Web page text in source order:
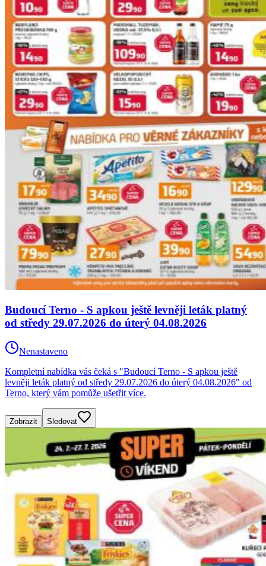
Budoucí Terno - S apkou ještě levněji leták platný
od středy 29.07.2026 do úterý 04.08.2026
Nenastaveno
Kompletní nabídka vás čeká s "Budoucí Terno - S apkou ještě
levněji leták platný od středy 29.07.2026 do úterý 04.08.2026" od
Terno, který vám pomůže ušetřit více.
Zobrazit Sledovat